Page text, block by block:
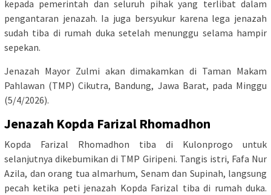
kepada pemerintah dan seluruh pihak yang terlibat dalam
pengantaran jenazah. Ia juga bersyukur karena lega jenazah
sudah tiba di rumah duka setelah menunggu selama hampir
sepekan.
Jenazah Mayor Zulmi akan dimakamkan di Taman Makam
Pahlawan (TMP) Cikutra, Bandung, Jawa Barat, pada Minggu
(5/4/2026).
Jenazah Kopda Farizal Rhomadhon
Kopda Farizal Rhomadhon tiba di Kulonprogo untuk
selanjutnya dikebumikan di TMP Giripeni. Tangis istri, Fafa Nur
Azila, dan orang tua almarhum, Senam dan Supinah, langsung
pecah ketika peti jenazah Kopda Farizal tiba di rumah duka.